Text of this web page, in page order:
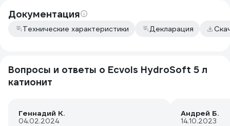
Документация
Технические характеристики Декларация
Вопросы и ответы о Ecvols HydroSoft 5 л
катионит
Геннадий К.
04.02.2024
Андрей Б.
14.10.2023